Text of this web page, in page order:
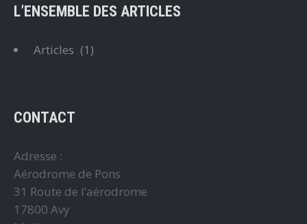
L’ENSEMBLE DES ARTICLES
Articles (1)
CONTACT
Adresse :
Aérodrome de Pons
31 Route de l’aérodrome
17800 Avy